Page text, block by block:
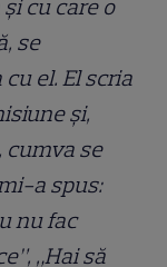
cu care o
se
el. El scria
și,
cumva se
a spus:
nu fac
„Hai să